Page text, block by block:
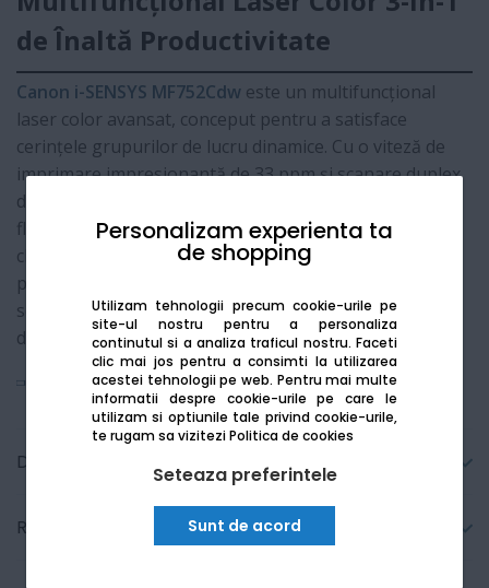
Personalizam experienta ta
de shopping
Utilizam tehnologii precum cookie-urile pe
site-ul nostru pentru a personaliza
continutul si a analiza traficul nostru. Faceti
clic mai jos pentru a consimti la utilizarea
acestei tehnologii pe web. Pentru mai multe
informatii despre cookie-urile pe care le
utilizam si optiunile tale privind cookie-urile,
te rugam sa viziteziPolitica de cookies
Seteaza preferintele
Sunt de acord
de Înaltă Productivitate
Canon i-SENSYS MF752Cdw este un multifuncțional
laser color avansat, conceput pentru a satisface
cerințele grupurilor de lucru dinamice. Cu o viteză de
imprimare impresionantă de 33 ppm și scanare duplex
dintr-o singură trecere, acest dispozitiv optimizează
fluxurile de lucru zilnice. Integrarea nativă cu serviciile
cloud și ecranul tactil color personalizabil de 12.7 cm
permit gestionarea rapidă a documentelor, în timp ce
securitatea de nivel enterprise asigură protecția
datelor sensibile.
Vezi mai mult
Detalii tehnice
Recenzii